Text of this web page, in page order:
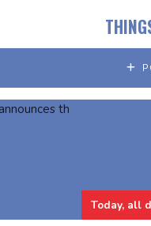
Today, all